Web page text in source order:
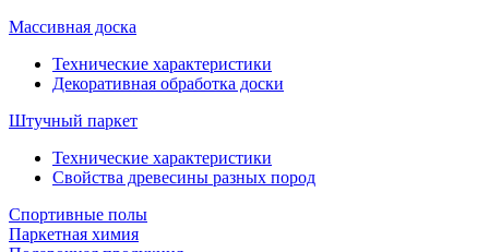
Массивная доска
Технические характеристики
Декоративная обработка доски
Штучный паркет
Технические характеристики
Свойства древесины разных пород
Спортивные полы
Паркетная химия